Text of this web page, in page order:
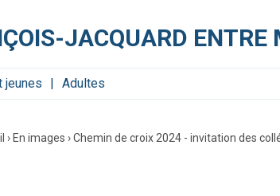
JACQUARD ENTRE
jeunes Adultes
› En images ›Chemin de croix 2024 - invitation des